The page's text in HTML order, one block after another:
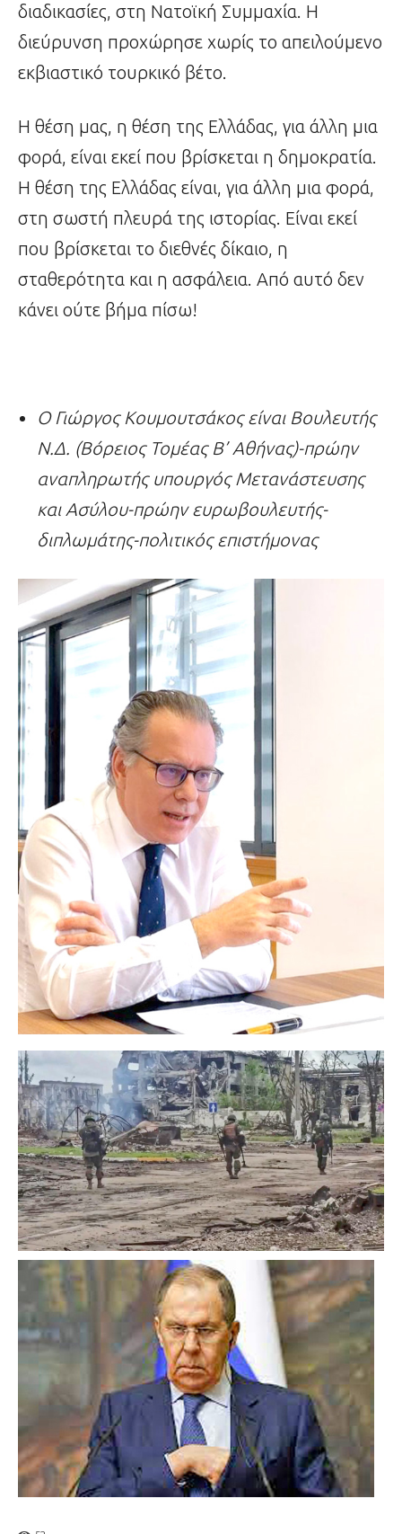
διαδικασίες, στη Νατοϊκή Συμμαχία. Η
διεύρυνση προχώρησε χωρίς το απειλούμενο
εκβιαστικό τουρκικό βέτο.
Η θέση μας, η θέση της Ελλάδας, για άλλη μια
φορά, είναι εκεί που βρίσκεται η δημοκρατία.
Η θέση της Ελλάδας είναι, για άλλη μια φορά,
στη σωστή πλευρά της ιστορίας. Είναι εκεί
που βρίσκεται το διεθνές δίκαιο, η
σταθερότητα και η ασφάλεια. Από αυτό δεν
κάνει ούτε βήμα πίσω!
Ο Γιώργος Κουμουτσάκος είναι Βουλευτής
Ν.Δ. (Βόρειος Τομέας Β’ Αθήνας)-πρώην
αναπληρωτής υπουργός Μετανάστευσης
και Ασύλου-πρώην ευρωβουλευτής-
διπλωμάτης-πολιτικός επιστήμονας